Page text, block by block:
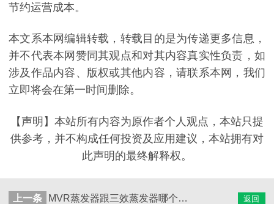
节约运营成本。
本文系本网编辑转载，转载目的是为传递更多信息，
并不代表本网赞同其观点和对其内容真实性负责，如
涉及作品内容、版权或其他内容，请联系本网，我们
立即将会在第一时间删除。
【声明】本站所有内容为原作者个人观点，本站只提
供参考，并不构成任何投资及应用建议，本站拥有对
此声明的最终解释权。
返回
上一条 MVR蒸发器跟三效蒸发器哪个更省电